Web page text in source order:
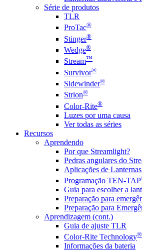
Série de produtos
TLR
ProTac®
Stinger®
Wedge®
Stream™
Survivor®
Sidewinder®
Strion®
Color-Rite®
Luzes por uma causa
Ver todas as séries
Recursos
Aprendendo
Por que Streamlight?
Pedras angulares do
Aplicações de
Programação TEN-TAP
Guia para escolher a
Preparação para
Preparação para
Aprendizagem (cont.)
Guia de ajuste TLR
Color-Rite Technology®
Informações da bateria